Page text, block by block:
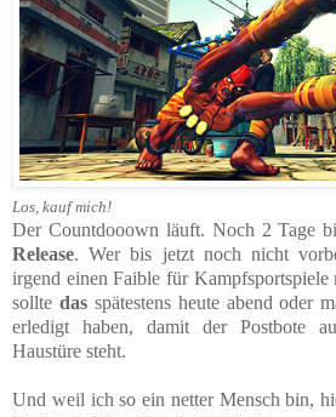
Los, kauf mich!
Der Countdooown läuft. Noch 2 Tage
Release. Wer bis jetzt noch nicht
irgend einen Faible für
sollte das spätestens heute abend oder
erledigt haben, damit der Postbote
Haustüre steht.
Und weil ich so ein netter Mensch bin,